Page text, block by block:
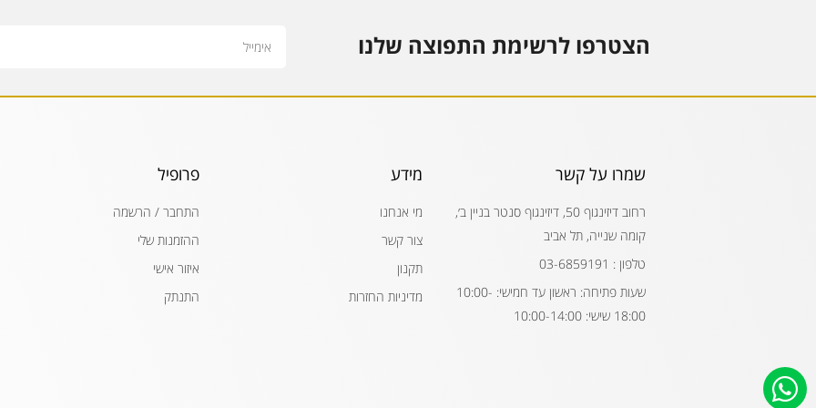
הצטרפו לרשימת התפוצה שלנו
שמרו על קשר
רחוב דיזינגוף 50, דיזינגוף סנטר בניין ב׳,
קומה שנייה, תל אביב
טלפון : 03-6859191
שעות פתיחה: ראשון עד חמישי: 10:00-
18:00 שישי: 10:00-14:00
מידע
מי אנחנו
צור קשר
תקנון
מדיניות החזרות
פרופיל
התחבר / הרשמה
ההזמנות שלי
איזור אישי
התנתק